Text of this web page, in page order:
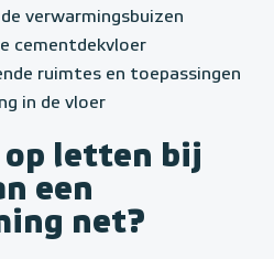
verwarmingsbuizen
cementdekvloer
ruimtes en toepassingen
in de vloer
op letten bij
een
net?